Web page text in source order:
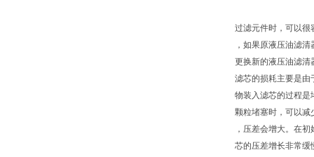
过滤元件时，可以很
，如果原液压油滤
更换新的液压油滤清
滤芯的损耗主要是由
物装入滤芯的过程是
颗粒堵塞时，可以减
，压差会增大。在
芯的压差增长非常缓